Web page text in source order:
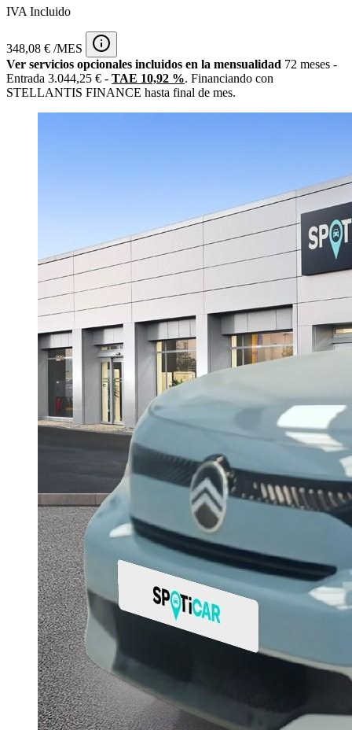
IVA Incluido
348,08 € /MES
Ver servicios opcionales incluidos en la mensualidad 72 meses -
Entrada 3.044,25 € - TAE 10,92 %. Financiando con
STELLANTIS FINANCE hasta final de mes.